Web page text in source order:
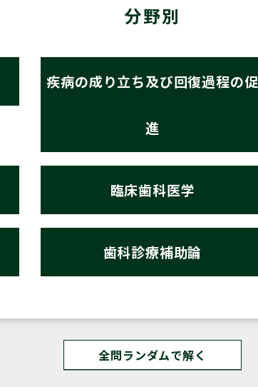
分野別
疾病の成り立ち及び回復過程の促
進
臨床歯科医学
歯科診療補助論
全問ランダムで解く